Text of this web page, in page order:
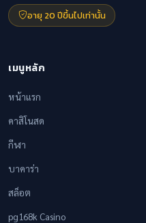
อายุ 20 ปีขึ้นไปเท่านั้น
เมนูหลัก
หน้าแรก
คาสิโนสด
กีฬา
บาคาร่า
สล็อต
pg168k Casino